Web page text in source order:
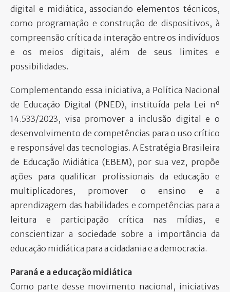
digital e midiática, associando elementos técnicos,
como programação e construção de dispositivos, à
compreensão crítica da interação entre os indivíduos
e os meios digitais, além de seus limites e
possibilidades.
Complementando essa iniciativa, a Política Nacional
de Educação Digital (PNED), instituída pela Lei nº
14.533/2023, visa promover a inclusão digital e o
desenvolvimento de competências para o uso crítico
e responsável das tecnologias. A Estratégia Brasileira
de Educação Midiática (EBEM), por sua vez, propõe
ações para qualificar profissionais da educação e
multiplicadores, promover o ensino e a
aprendizagem das habilidades e competências para a
leitura e participação crítica nas mídias, e
conscientizar a sociedade sobre a importância da
educação midiática para a cidadania e a democracia.
Paraná e a educação midiática
Como parte desse movimento nacional, iniciativas